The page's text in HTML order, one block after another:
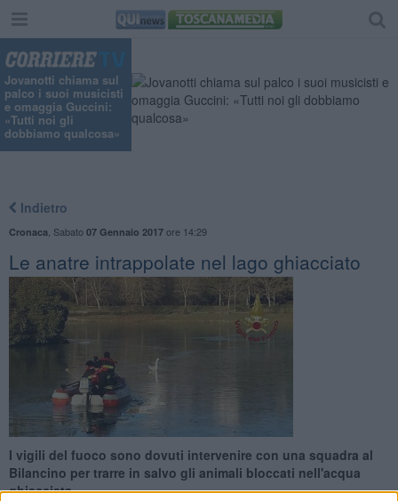
Jovanotti chiama sul
palco i suoi musicisti
e omaggia Guccini:
«Tutti noi gli
dobbiamo qualcosa»
Indietro
Cronaca Sabato 07 Gennaio 2017ore 14:29
Le anatre intrappolate nel lago ghiacciato
I vigili del fuoco sono dovuti intervenire con una squadra al
Bilancino per trarre in salvo gli animali bloccati nell'acqua
ghiacciata